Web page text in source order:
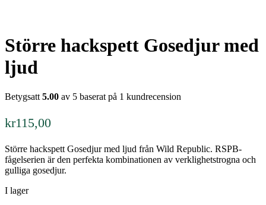
Större hackspett Gosedjur med
ljud
Betygsatt 5.00 av 5 baserat på 1 kundrecension
kr115,00
Större hackspett Gosedjur med ljud från Wild Republic. RSPB-
fågelserien är den perfekta kombinationen av verklighetstrogna och
gulliga gosedjur.
I lager